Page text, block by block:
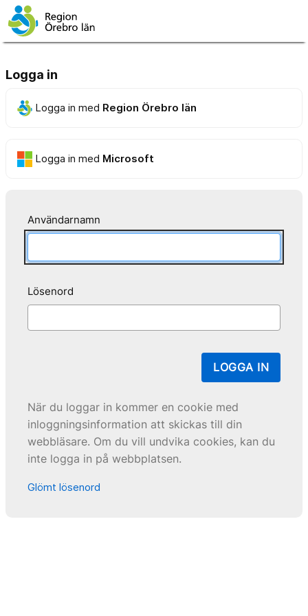
Logga in
Logga in med Region Örebro län
Logga in med Microsoft
Användarnamn
Lösenord
LOGGA IN
När du loggar in kommer en cookie med
inloggningsinformation att skickas till din
webbläsare. Om du vill undvika cookies, kan du
inte logga in på webbplatsen.
Glömt lösenord